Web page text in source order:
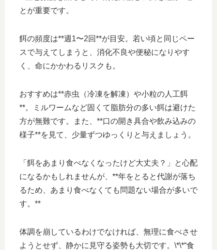
とが重要です。
餌の頻度は**週1〜2回**が目安。若い頃と同じペー
スで与えてしまうと、消化不良や便秘になりやす
く、命にかかわるリスクも。
おすすめは**赤虫（冷凍を解凍）や小粒の人工餌
**。ミルワームなど固くて脂肪分の多い餌は避けた
方が無難です。また、**口の開き具合や飲み込みの
様子**を見て、少量ずつゆっくりと与えましょう。
「餌をあまり食べなくなったけど大丈夫？」と心配
になるかもしれませんが、**年をとると代謝が落ち
るため、あまり食べなくても問題ない場合が多いで
す。**
体調を崩しているわけでなければ、無理に食べさせ
ようとせず、静かに見守る姿勢も大切です。\*\*“食